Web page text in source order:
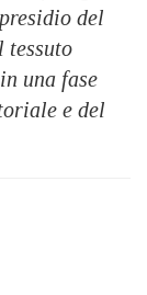
del
tessuto
una fase
e del